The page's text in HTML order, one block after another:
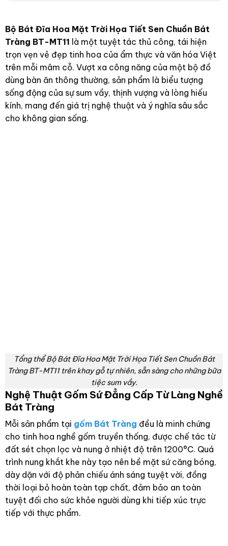
Bộ Bát Đĩa Hoa Mặt Trời Họa Tiết Sen Chuồn Bát
Tràng BT-MT11 là một tuyệt tác thủ công, tái hiện
trọn vẹn vẻ đẹp tinh hoa của ẩm thực và văn hóa Việt
trên mỗi mâm cỗ. Vượt xa công năng của một bộ đồ
dùng bàn ăn thông thường, sản phẩm là biểu tượng
sống động của sự sum vầy, thịnh vượng và lòng hiếu
kính, mang đến giá trị nghệ thuật và ý nghĩa sâu sắc
cho không gian sống.
Tổng thể Bộ Bát Đĩa Hoa Mặt Trời Họa Tiết Sen Chuồn Bát
Tràng BT-MT11 trên khay gỗ tự nhiên, sẵn sàng cho những bữa
tiệc sum vầy.
Nghệ Thuật Gốm Sứ Đẳng Cấp Từ Làng Nghề
Bát Tràng
Mỗi sản phẩm tại gốm Bát Tràng đều là minh chứng
cho tinh hoa nghề gốm truyền thống, được chế tác từ
đất sét chọn lọc và nung ở nhiệt độ trên 1200°C. Quá
trình nung khắt khe này tạo nên bề mặt sứ căng bóng,
dày dặn với độ phản chiếu ánh sáng tuyệt vời, đồng
thời loại bỏ hoàn toàn tạp chất, đảm bảo an toàn
tuyệt đối cho sức khỏe người dùng khi tiếp xúc trực
tiếp với thực phẩm.